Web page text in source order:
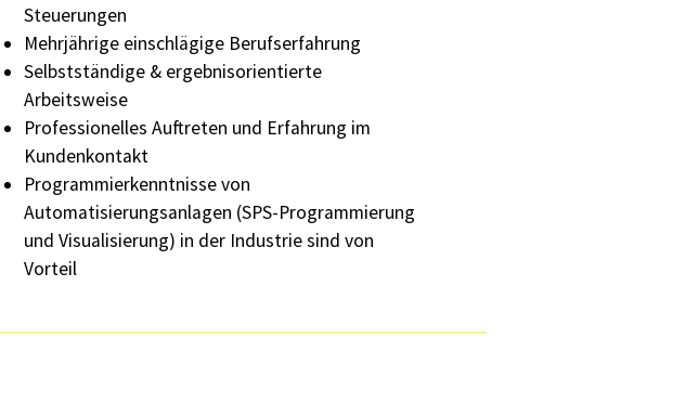
Steuerungen
Mehrjährige einschlägige Berufserfahrung
Selbstständige & ergebnisorientierte
Arbeitsweise
Professionelles Auftreten und Erfahrung im
Kundenkontakt
Programmierkenntnisse von
Automatisierungsanlagen (SPS-Programmierung
und Visualisierung) in der Industrie sind von
Vorteil